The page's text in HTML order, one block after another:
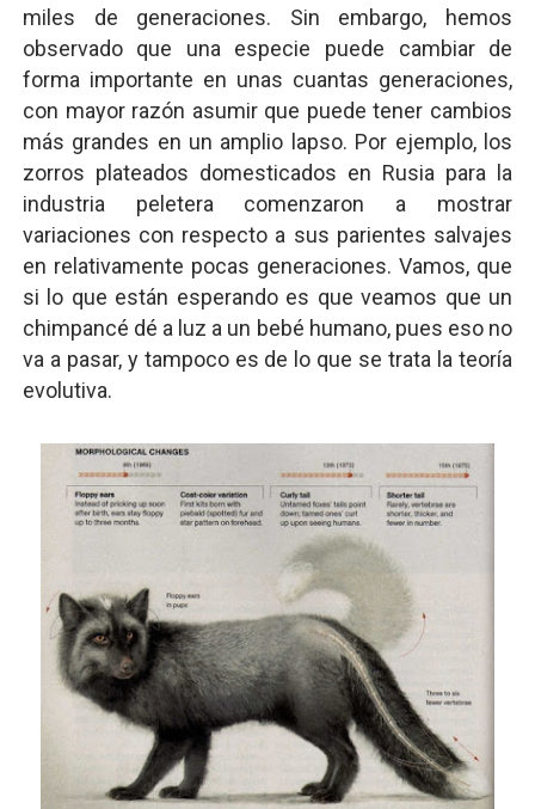
miles de generaciones. Sin embargo, hemos
observado que una especie puede cambiar de
forma importante en unas cuantas generaciones,
con mayor razón asumir que puede tener cambios
más grandes en un amplio lapso. Por ejemplo, los
zorros plateados domesticados en Rusia para la
industria peletera comenzaron a mostrar
variaciones con respecto a sus parientes salvajes
en relativamente pocas generaciones. Vamos, que
si lo que están esperando es que veamos que un
chimpancé dé a luz a un bebé humano, pues eso no
va a pasar, y tampoco es de lo que se trata la teoría
evolutiva.